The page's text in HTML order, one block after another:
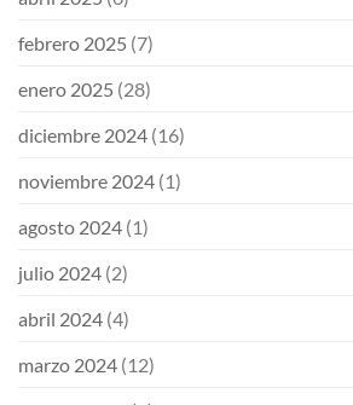
febrero 2025 (7)
enero 2025 (28)
diciembre 2024 (16)
noviembre 2024 (1)
agosto 2024 (1)
julio 2024 (2)
abril 2024 (4)
marzo 2024 (12)